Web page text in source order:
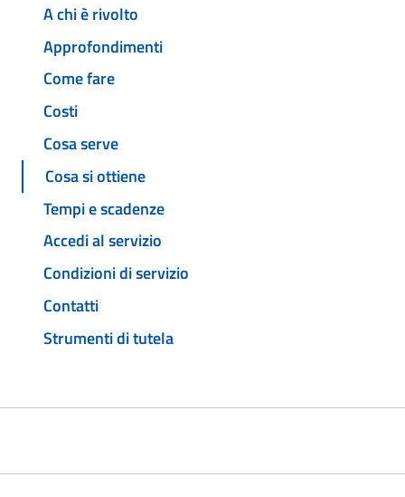
A chi è rivolto
Approfondimenti
Come fare
Costi
Cosa serve
Cosa si ottiene
Tempi e scadenze
Accedi al servizio
Condizioni di servizio
Contatti
Strumenti di tutela